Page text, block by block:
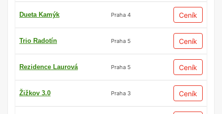
Dueta Kamýk Praha 4 Ceník
Trio Radotín Praha 5 Ceník
Rezidence Laurová Praha 5 Ceník
Žižkov 3.0 Praha 3 Ceník